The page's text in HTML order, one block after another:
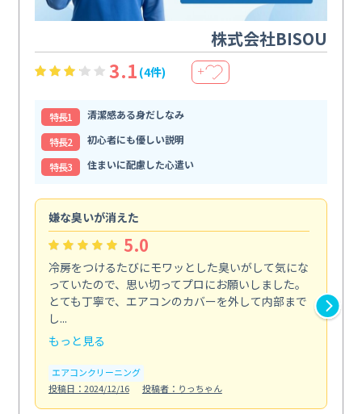
株式会社BISOU
3.1 (4件) ＋
特⻑1
清潔感ある身だしなみ
特⻑2
初心者にも優しい説明
特⻑3
住まいに配慮した心遣い
嫌な臭いが消えた
5.0
冷房をつけるたびにモワッとした臭いがして気にな
っていたので、思い切ってプロにお願いしました。
とても丁寧で、エアコンのカバーを外して内部まで
し...
もっと見る
エアコンクリーニング
投稿日：2024/12/16
投稿者：りっちゃん